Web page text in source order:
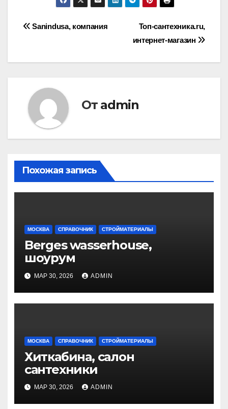
Навигация
Топ-сантехника.ru,
интернет-магазин
Sanindusa, компания
От admin
Похожая запись
МОСКВА СПРАВОЧНИК СТРОЙМАТЕРИАЛЫ
Berges wasserhouse,
шоурум
МАР 30, 2026 ADMIN
МОСКВА СПРАВОЧНИК СТРОЙМАТЕРИАЛЫ
Хиткабина, салон
сантехники
МАР 30, 2026 ADMIN